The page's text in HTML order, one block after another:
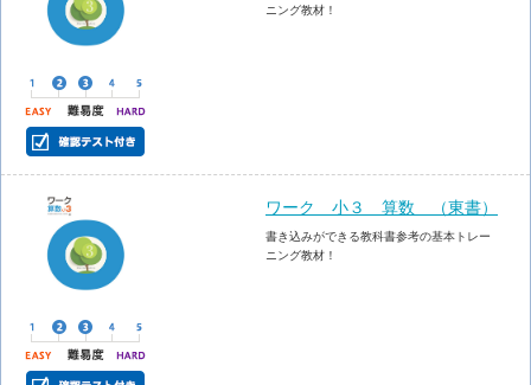
ニング教材！
ワーク 小３ 算数 （東書）
書き込みができる教科書参考の基本トレー
ニング教材！